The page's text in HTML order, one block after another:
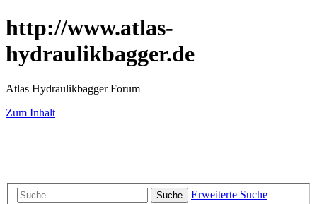
http://www.atlas-
hydraulikbagger.de
Atlas Hydraulikbagger Forum
Zum Inhalt
Suche
Erweiterte Suche